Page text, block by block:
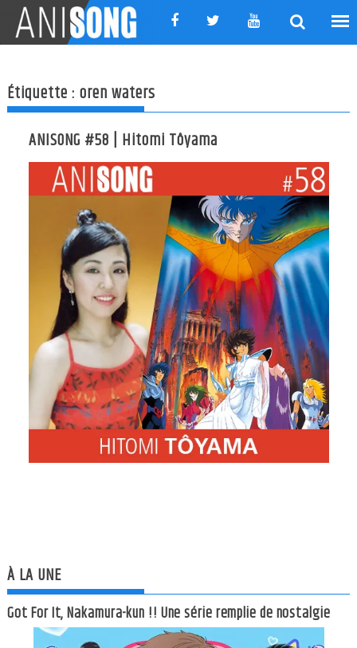
content
Étiquette :oren waters
ANISONG #58 | Hitomi Tôyama
À LA UNE
Got For It, Nakamura-kun !! Une série remplie de nostalgie